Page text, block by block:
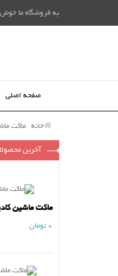
به فروشگاه ما خوش
صفحه اصلی
خانه ماکت
آخرین
ماکت ماشین
0 تومان